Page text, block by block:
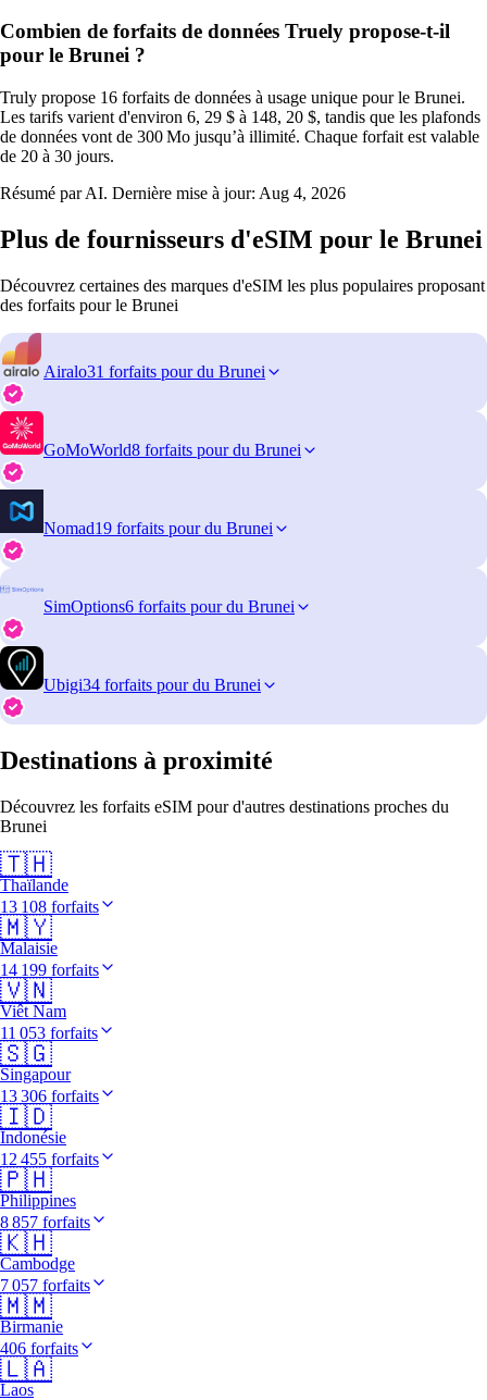
Combien de forfaits de données Truely propose-t-il
pour le Brunei ?
Truly propose 16 forfaits de données à usage unique pour le Brunei.
Les tarifs varient d'environ 6, 29 $ à 148, 20 $, tandis que les plafonds
de données vont de 300 Mo jusqu’à illimité. Chaque forfait est valable
de 20 à 30 jours.
Résumé par AI. Dernière mise à jour: Aug 4, 2026
Plus de fournisseurs d'eSIM pour le Brunei
Découvrez certaines des marques d'eSIM les plus populaires proposant
des forfaits pour le Brunei
Airalo31 forfaits pour du Brunei
GoMoWorld8 forfaits pour du Brunei
Nomad19 forfaits pour du Brunei
SimOptions6 forfaits pour du Brunei
Ubigi34 forfaits pour du Brunei
Destinations à proximité
Découvrez les forfaits eSIM pour d'autres destinations proches du
Brunei
🇹🇭
Thaïlande
13 108 forfaits
🇲🇾
Malaisie
14 199 forfaits
🇻🇳
Viêt Nam
11 053 forfaits
🇸🇬
Singapour
13 306 forfaits
🇮🇩
Indonésie
12 455 forfaits
🇵🇭
Philippines
8 857 forfaits
🇰🇭
Cambodge
7 057 forfaits
🇲🇲
Birmanie
406 forfaits
🇱🇦
Laos